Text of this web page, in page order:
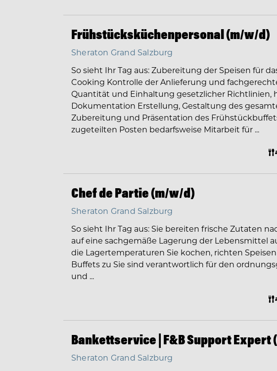
Frühstücksküchenpersonal (m/w/d)
Sheraton Grand Salzburg
So sieht Ihr Tag aus: Zubereitung der Speisen für
Cooking Kontrolle der Anlieferung und
Quantität und Einhaltung gesetzlicher Richtlinien,
Dokumentation Erstellung, Gestaltung des
Zubereitung und Präsentation des
zugeteilten Posten bedarfsweise Mitarbeit für ...
Chef de Partie (m/w/d)
Sheraton Grand Salzburg
So sieht Ihr Tag aus: Sie bereiten frische Zutaten
auf eine sachgemäße Lagerung der Lebensmittel
die Lagertemperaturen Sie kochen, richten
Buffets zu Sie sind verantwortlich für den
und ...
Bankettservice | F&B Support Expert
Sheraton Grand Salzburg